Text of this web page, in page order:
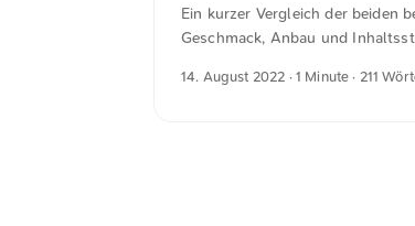
Ein kurzer Vergleich der beiden
Geschmack, Anbau und
14. August 2022 · 1 Minute · 211